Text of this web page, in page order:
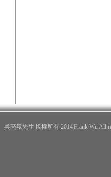
吳亮氛先生 版權所有 2014 Frank Wu All